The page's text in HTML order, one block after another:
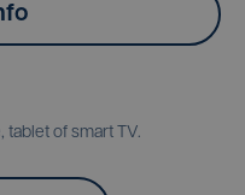
tablet of smart TV.